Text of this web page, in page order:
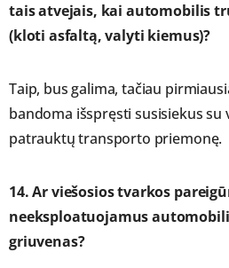
tais atvejais, kai automobilis
(kloti asfaltą, valyti kiemus)?
Taip, bus galima, tačiau
bandoma išspręsti susisiekus su
patrauktų transporto priemonę.
14. Ar viešosios tvarkos
neeksploatuojamus
griuvenas?